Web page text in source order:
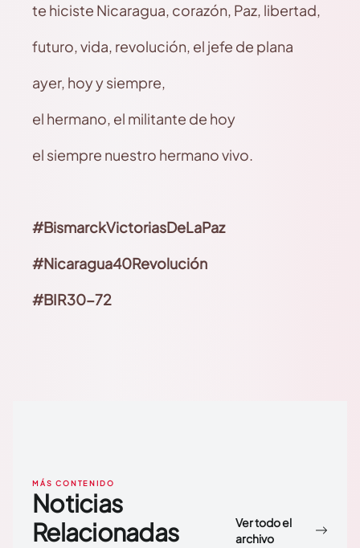
te hiciste Nicaragua, corazón, Paz, libertad,
futuro, vida, revolución, el jefe de plana
ayer, hoy y siempre,
el hermano, el militante de hoy
el siempre nuestro hermano vivo.
#BismarckVictoriasDeLaPaz
#Nicaragua40Revolución
#BIR30-72
MÁS CONTENIDO
Noticias
Relacionadas
Ver todo el
archivo